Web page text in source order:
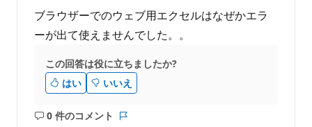
ブラウザーでのウェブ用エクセルはなぜかエラ
ーが出て使えませんでした。。
この回答は役に立ちましたか?
はい
いいえ
0 件のコメント
コ